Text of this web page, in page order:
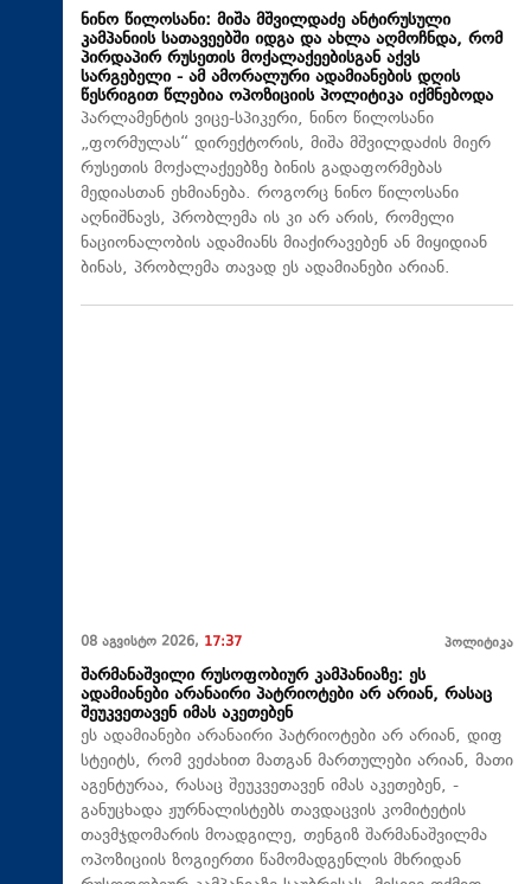
ნინო წილოსანი: მიშა მშვილდაძე ანტირუსული
კამპანიის სათავეებში იდგა და ახლა აღმოჩნდა, რომ
პირდაპირ რუსეთის მოქალაქეებისგან აქვს
სარგებელი - ამ ამორალური ადამიანების დღის
წესრიგით წლებია ოპოზიციის პოლიტიკა იქმნებოდა
პარლამენტის ვიცე-სპიკერი, ნინო წილოსანი
„ფორმულას“ დირექტორის, მიშა მშვილდაძის მიერ
რუსეთის მოქალაქეებზე ბინის გადაფორმებას
მედიასთან ეხმიანება. როგორც ნინო წილოსანი
აღნიშნავს, პრობლემა ის კი არ არის, რომელი
ნაციონალობის ადამიანს მიაქირავებენ ან მიყიდიან
ბინას, პრობლემა თავად ეს ადამიანები არიან.
08 აგვისტო 2026, 17:37 პოლიტიკა
შარმანაშვილი რუსოფობიურ კამპანიაზე: ეს
ადამიანები არანაირი პატრიოტები არ არიან, რასაც
შეუკვეთავენ იმას აკეთებენ
ეს ადამიანები არანაირი პატრიოტები არ არიან, დიფ
სტეიტს, რომ ვეძახით მათგან მართულები არიან, მათი
აგენტურაა, რასაც შეუკვეთავენ იმას აკეთებენ, -
განუცხადა ჟურნალისტებს თავდაცვის კომიტეტის
თავმჯდომარის მოადგილე, თენგიზ შარმანაშვილმა
ოპოზიციის ზოგიერთი წამომადგენლის მხრიდან